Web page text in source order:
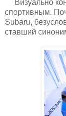
Визуально
спортивным.
Subaru,
ставший